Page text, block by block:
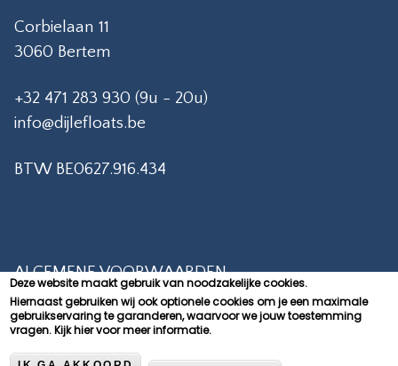
Corbielaan 11
3060 Bertem
+32 471 283 930 (9u - 20u)
info@dijlefloats.be
BTW BE0627.916.434
ALGEMENE VOORWAARDEN
PRIVACY POLICY
CONTACT
Deze website maakt gebruik van noodzakelijke cookies.
Hiernaast gebruiken wij ook optionele cookies om je een maximale
gebruikservaring te garanderen, waarvoor we jouw toestemming
vragen.Kijk hier voor meer informatie.